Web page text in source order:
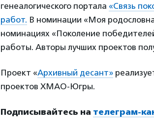
генеалогического портала «Связь
работ. В номинации «Моя
номинациях «Поколение
работы. Авторы лучших проектов
Проект «Архивный десант»
проектов ХМАО-Югры.
Подписывайтесь на телеграм-